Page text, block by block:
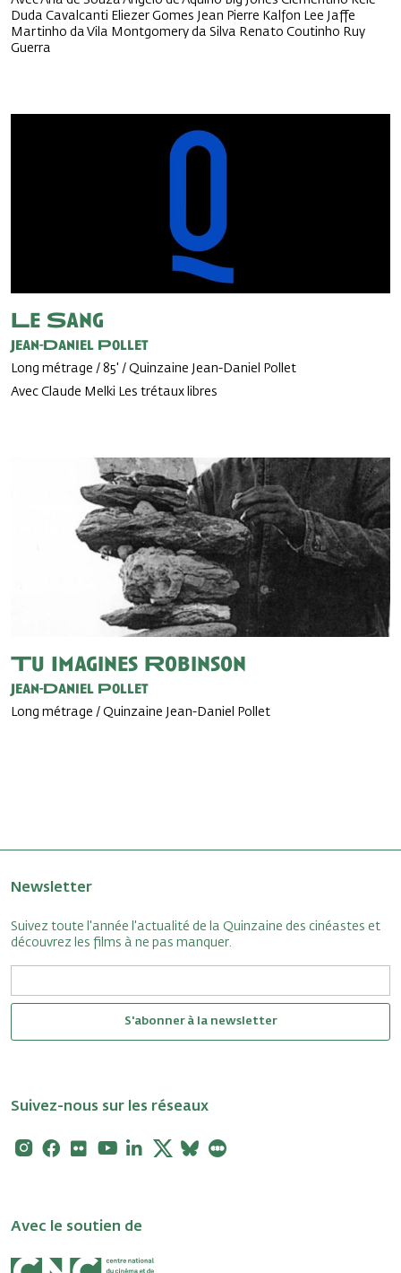
Duda Cavalcanti Eliezer Gomes Jean Pierre Kalfon Lee Jaffe
Martinho da Vila Montgomery da Silva Renato Coutinho Ruy
Guerra
Le Sang
Jean-Daniel Pollet
Long métrage / 85' / Quinzaine Jean-Daniel Pollet
Avec Claude Melki Les trétaux libres
Tu Imagines Robinson
Jean-Daniel Pollet
Long métrage / Quinzaine Jean-Daniel Pollet
Newsletter
Suivez toute l'année l'actualité de la Quinzaine des cinéastes et
découvrez les films à ne pas manquer.
S'abonner à la newsletter
Suivez-nous sur les réseaux
Instagram
Facebook
FlickrYoutubeLinkedin
X Bluesky
Avec le soutien de